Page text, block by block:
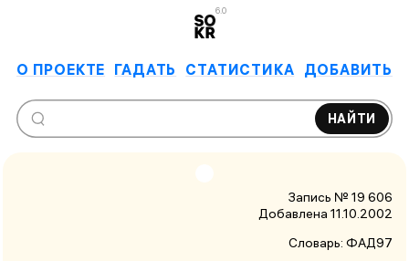
6.0
О ПРОЕКТЕ ГАДАТЬ СТАТИСТИКА ДОБАВИТЬ
НАЙТИ
Запись № 19 606
Добавлена 11.10.2002
Словарь: ФАД97